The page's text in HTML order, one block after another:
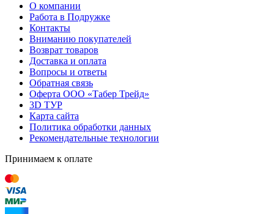
О компании
Работа в Подружке
Контакты
Вниманию покупателей
Возврат товаров
Доставка и оплата
Вопросы и ответы
Обратная связь
Оферта ООО «Табер Трейд»
3D ТУР
Карта сайта
Политика обработки данных
Рекомендательные технологии
Принимаем к оплате